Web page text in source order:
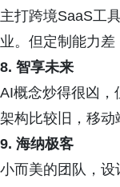
主打跨境SaaS工
业。但定制能力差
8. 智享未来
AI概念炒得很凶，
架构比较旧，移动
9. 海纳极客
小而美的团队，